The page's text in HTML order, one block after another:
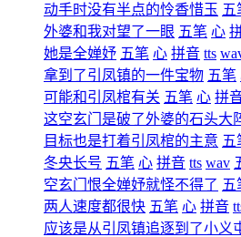
动手时没有半点的怜香惜玉 五
外婆和我对望了一眼 五笔 心
她是全婵妤 五笔 心 拼音 tts
拿到了引凤镇的一件宝物 五笔
可能和引凤棺有关 五笔 心 拼
这空玄门是破了外婆的石头大
目标也是打着引凤棺的主意 五
冬央长号 五笔 心 拼音 tts wav
空玄门恨全婵妤就怪不得了 五
两人速度都很快 五笔 心 拼音
应该是从引凤镇追逐到了小义